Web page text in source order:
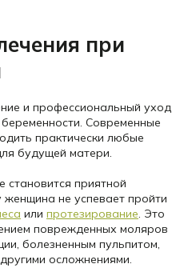
при
и профессиональный уход
Современные
практически любые
будущей матери.
становится приятной
не успевает пройти
или протезирование. Это
поврежденных моляров
болезненным пульпитом,
осложнениями.